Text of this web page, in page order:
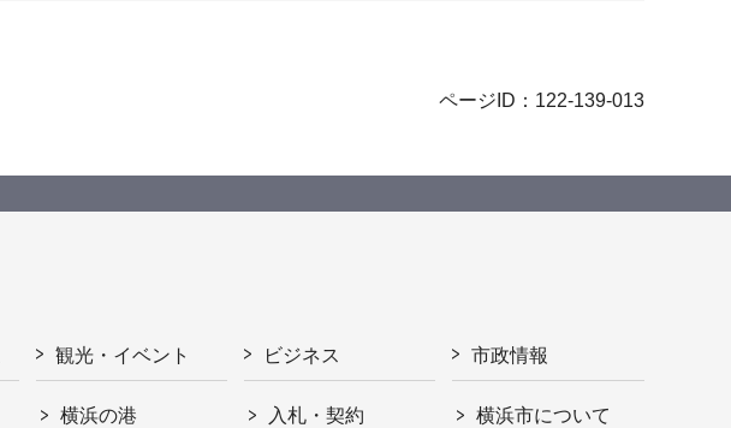
ページID：122-139-013
観光・イベント
横浜の港
ビジネス
入札・契約
市政情報
横浜市について